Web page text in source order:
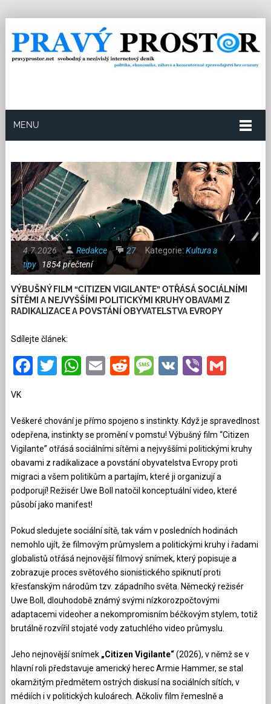
MENU
4.7.2026 Redakce 27 Kategorie: Kultura a
tipy
1854 přečtení
VÝBUŠNÝ FILM “CITIZEN VIGILANTE” OTŘÁSÁ SOCIÁLNÍMI
SÍTĚMI A NEJVYŠŠÍMI POLITICKÝMI KRUHY OBAVAMI Z
RADIKALIZACE A POVSTÁNÍ OBYVATELSTVA EVROPY
Sdílejte článek:
Facebook
Twitter
WhatsApp
EmailRedditMessage
VKViber
VK
Veškeré chování je přímo spojeno s instinkty. Když je spravedlnost
odepřena, instinkty se promění v pomstu! Výbušný film “Citizen
Vigilante” otřásá sociálními sítěmi a nejvyššími politickými kruhy
obavami z radikalizace a povstání obyvatelstva Evropy proti
migraci a všem politikům a partajím, které ji organizují a
podporují! Režisér Uwe Boll natočil konceptuální video, které
působí jako manifest!
Pokud sledujete sociální sítě, tak vám v posledních hodinách
nemohlo ujít, že filmovým průmyslem a politickými kruhy i řadami
globalistů otřásá nejnovější filmový snímek, který popisuje a
zobrazuje proces světového sionistického spiknutí proti
křesťanským národům tzv. západního světa. Německý režisér
Uwe Boll, dlouhodobě známý svými nízkorozpočtovými
adaptacemi videoher a nekompromisním béčkovým stylem, totiž
brutálně rozvířil stojaté vody zatuchlého video průmyslu.
Jeho nejnovější snímek „Citizen Vigilante“(2026), v němž se v
hlavní roli představuje americký herec Armie Hammer, se stal
okamžitým předmětem ostrých diskusí na sociálních sítích, v
médiích i v politických kuloárech. Ačkoliv film řemeslně a